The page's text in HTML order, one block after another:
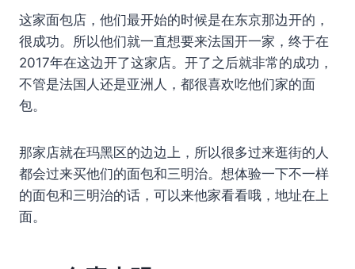
这家面包店，他们最开始的时候是在东京那边开的，
很成功。所以他们就一直想要来法国开一家，终于在
2017年在这边开了这家店。开了之后就非常的成功，
不管是法国人还是亚洲人，都很喜欢吃他们家的面
包。
那家店就在玛黑区的边边上，所以很多过来逛街的人
都会过来买他们的面包和三明治。想体验一下不一样
的面包和三明治的话，可以来他家看看哦，地址在上
面。